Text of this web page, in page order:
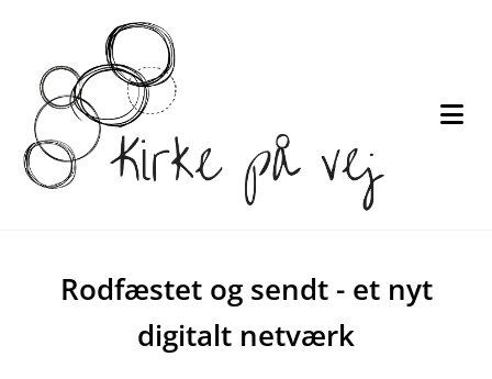
Rodfæstet og sendt - et nyt
digitalt netværk